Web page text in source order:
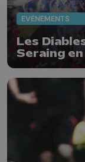
EVÈNEMENTS
Les
Seraing